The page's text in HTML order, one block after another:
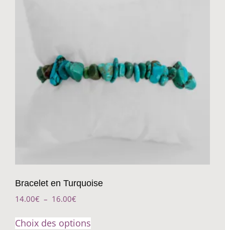
Bracelet en Turquoise
14.00€ – 16.00€
Choix des options